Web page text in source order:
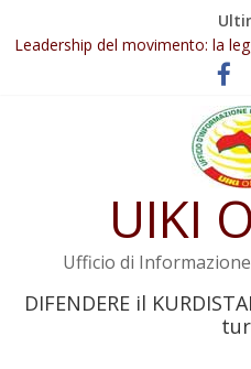
Abdullah Öcalan: Le legge
legge positiva
Leadership del movimento: la
Commissione donne del KNK:
Non tenere conto della
Il KNK chiede un’azione
UIKI
Ufficio di
DIFENDERE il